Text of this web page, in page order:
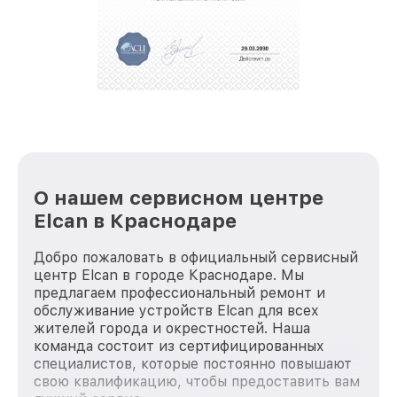
положительные отзывы и обрели отличную
репутацию. Мы постоянно совершенствуемся и
О нашем сервисном центре
Elcan в Краснодаре
Добро пожаловать в официальный сервисный
центр Elcan в городе Краснодаре. Мы
предлагаем профессиональный ремонт и
обслуживание устройств Elcan для всех
жителей города и окрестностей. Наша
команда состоит из сертифицированных
специалистов, которые постоянно повышают
свою квалификацию, чтобы предоставить вам